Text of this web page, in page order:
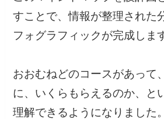
すことで、情報が整理された
フォグラフィックが完成しま
おおむねどのコースがあって
に、いくらもらえるのか、と
理解できるようになりました。